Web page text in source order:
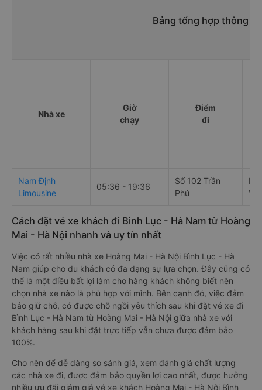
Bảng tổng hợp thông
Nhà xe
Giờ
chạy
Điểm
đi
Nam Định
Limousine
05:36 - 19:36
Số 102 Trần
Phú
Cách đặt vé xe khách đi Bình Lục - Hà Nam từ Hoàng
Mai - Hà Nội nhanh và uy tín nhất
Việc có rất nhiều nhà xe Hoàng Mai - Hà Nội Bình Lục - Hà
Nam giúp cho du khách có đa dạng sự lựa chọn. Đây cũng có
thể là một điều bất lợi làm cho hàng khách không biết nên
chọn nhà xe nào là phù hợp với mình. Bên cạnh đó, việc đảm
bảo giữ chỗ, có được chỗ ngồi yêu thích sau khi đặt vé xe đi
Bình Lục - Hà Nam từ Hoàng Mai - Hà Nội giữa nhà xe với
khách hàng sau khi đặt trực tiếp vẫn chưa được đảm bảo
100%.
Cho nên để dễ dàng so sánh giá, xem đánh giá chất lượng
các nhà xe đi, được đảm bảo quyền lợi cao nhất, được hưởng
nhiều ưu đãi giảm giá vé xe khách Hoàng Mai - Hà Nội Bình